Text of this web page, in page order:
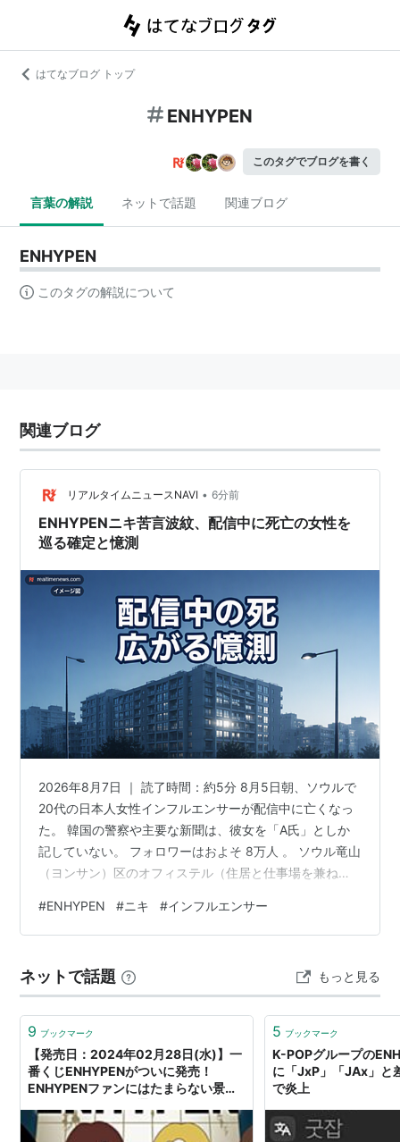
はてなブログ トップ
ENHYPEN
このタグでブログを書く
言葉の解説 ネットで話題 関連ブログ
ENHYPEN
このタグの解説について
関連ブログ
リアルタイムニュースNAVI • 6分前
ENHYPENニキ苦言波紋、配信中に死亡の女性を
巡る確定と憶測
2026年8月7日 ｜ 読了時間：約5分 8月5日朝、ソウルで
20代の日本人女性インフルエンサーが配信中に亡くなっ
た。 韓国の警察や主要な新聞は、彼女を「A氏」としか
記していない。 フォロワーはおよそ 8万人 。 ソウル竜山
（ヨンサン）区のオフィステル（住居と仕事場を兼ねた
る最中の出来事だった。 ソウル竜山警察署が経緯を調べ
ている。 ネット上では、この女性を「みなちゃん」とい
「ENHYPENのニキの発言が原因では」という受け止めが
急速に広がった。 ただ、 「みなちゃん本人」も「原因は
#ENHYPEN #ニキ #インフルエンサー
ネットで話題 もっと見る
9 ブックマーク
【発売日：2024年02月28日(水)】一
番くじENHYPENがついに発売！
ENHYPENファンにはたまらない景品
5 ブックマーク
K-POPグループの
に「JxP」「JAx」と
で炎上